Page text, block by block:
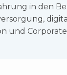
in den
und